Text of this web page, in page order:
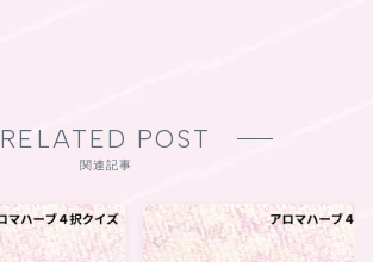
RELATED POST
関連記事